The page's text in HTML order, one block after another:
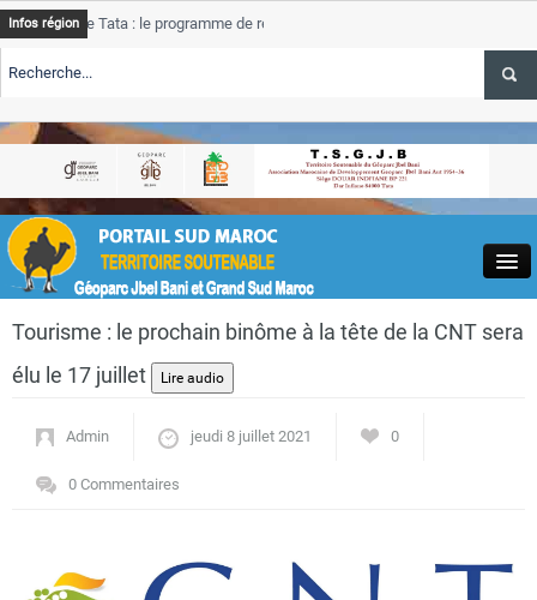
Close
Actualités
Circuits touristiques
Infos région
de Tata : le programme de rehabilitation post-inondations
TSGJB Tourisme : l’ONMT renforce l’aerien a Dakhla et
Tata
service
TSGJB Tourisme au Maroc : Transavia renforce les vols Paris-
Tourisme : le prochain binôme à la tête de la CNT sera
élu le 17 juillet
Admin jeudi 8 juillet 2021 0
0 Commentaires